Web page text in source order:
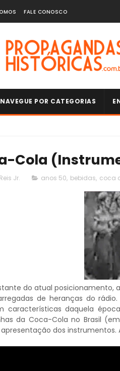
FALE CONOSCO
NAVEGUE POR CATEGORIAS
Cola
Jr. anos 50, bebidas, coca
do atual posicionamento,
de heranças do
características daquela
da Coca-Cola no Brasil
apresentação dos instrumentos.